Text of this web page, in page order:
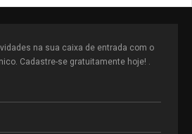
na sua caixa de entrada com o
Cadastre-se gratuitamente hoje! .